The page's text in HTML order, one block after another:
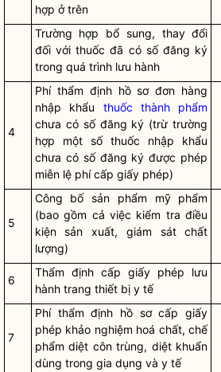
hợp ở trên
Trường hợp bổ sung, thay đổi
đối với thuốc đã có số đăng ký
trong quá trình lưu hành
4
Phí thẩm định hồ sơ đơn hàng
nhập khẩu thuốc thành phẩm
chưa có số đăng ký (trừ trường
hợp một số thuốc nhập khẩu
chưa có số đăng ký được phép
miễn lệ phí cấp giấy phép)
5
Công bố sản phẩm mỹ phẩm
(bao gồm cả việc kiểm tra điều
kiện sản xuất, giám sát chất
lượng)
6
Thẩm định cấp giấy phép lưu
hành trang thiết bị y tế
7
Phí thẩm định hồ sơ cấp giấy
phép khảo nghiệm hoá chất, chế
phẩm diệt côn trùng, diệt khuẩn
dùng trong gia dụng và y tế